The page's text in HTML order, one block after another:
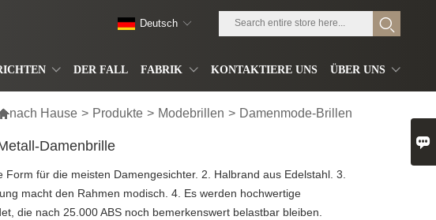
DER FALL FABRIK KONTAKTIERE UNS ÜBER UNS
Deutsch
nach Hause > Produkte > Modebrillen > Damenmode-Brillen
Damenbrille
Form für die meisten Damengesichter. 2. Halbrand aus Edelstahl. 3.
macht den Rahmen modisch. 4. Es werden hochwertige
die nach 25.000 ABS noch bemerkenswert belastbar bleiben.
